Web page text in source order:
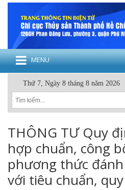
MENU
Thứ 7, Ngày 8 tháng 8 năm 2026
THÔNG TƯ Quy
hợp chuẩn, công
phương thức
với tiêu chuẩn,